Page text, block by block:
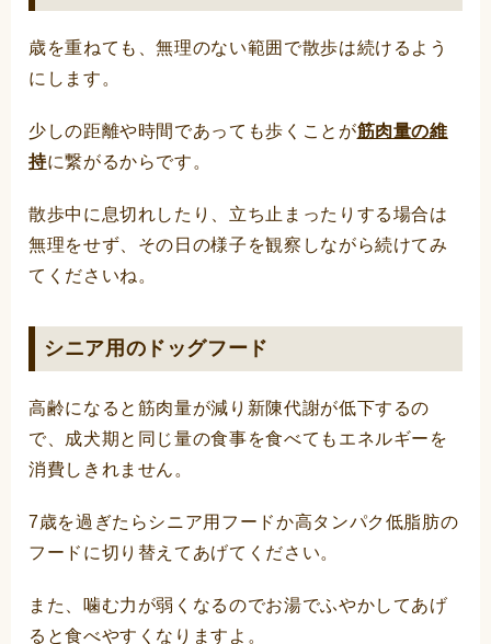
歳を重ねても、無理のない範囲で散歩は続けるよう
にします。
少しの距離や時間であっても歩くことが筋肉量の維
持に繋がるからです。
散歩中に息切れしたり、立ち止まったりする場合は
無理をせず、その日の様子を観察しながら続けてみ
てくださいね。
シニア用のドッグフード
高齢になると筋肉量が減り新陳代謝が低下するの
で、成犬期と同じ量の食事を食べてもエネルギーを
消費しきれません。
7歳を過ぎたらシニア用フードか高タンパク低脂肪の
フードに切り替えてあげてください。
また、噛む力が弱くなるのでお湯でふやかしてあげ
ると食べやすくなりますよ。